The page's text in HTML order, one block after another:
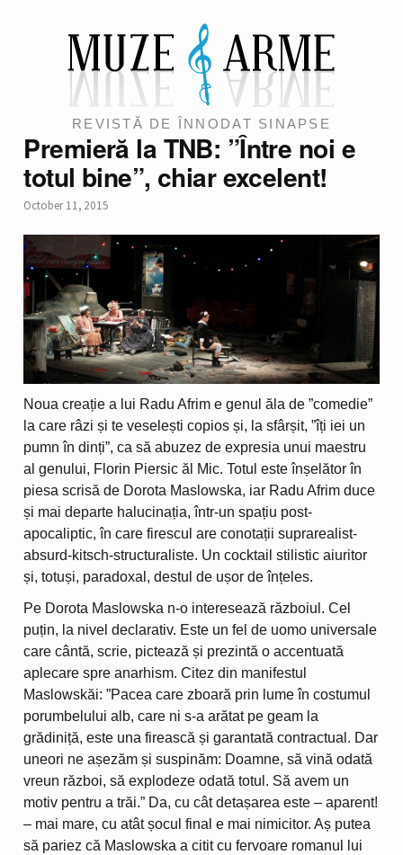
REVISTĂ DE ÎNNODAT SINAPSE
Premieră la TNB: ”Între noi e
totul bine”, chiar excelent!
October 11, 2015
Noua creație a lui Radu Afrim e genul ăla de ”comedie”
la care râzi și te veselești copios și, la sfârșit, ”îți iei un
pumn în dinți”, ca să abuzez de expresia unui maestru
al genului, Florin Piersic ăl Mic. Totul este înșelător în
piesa scrisă de Dorota Maslowska, iar Radu Afrim duce
și mai departe halucinația, într-un spațiu post-
apocaliptic, în care firescul are conotații suprarealist-
absurd-kitsch-structuraliste. Un cocktail stilistic aiuritor
și, totuși, paradoxal, destul de ușor de înțeles.
Pe Dorota Maslowska n-o interesează războiul. Cel
puțin, la nivel declarativ. Este un fel de uomo universale
care cântă, scrie, pictează și prezintă o accentuată
aplecare spre anarhism. Citez din manifestul
Maslowskăi: ”Pacea care zboară prin lume în costumul
porumbelului alb, care ni s-a arătat pe geam la
grădiniță, este una firească și garantată contractual. Dar
uneori ne așezăm și suspinăm: Doamne, să vină odată
vreun război, să explodeze odată totul. Să avem un
motiv pentru a trăi.” Da, cu cât detașarea este – aparent!
– mai mare, cu atât șocul final e mai nimicitor. Aș putea
să pariez că Maslowska a citit cu fervoare romanul lui